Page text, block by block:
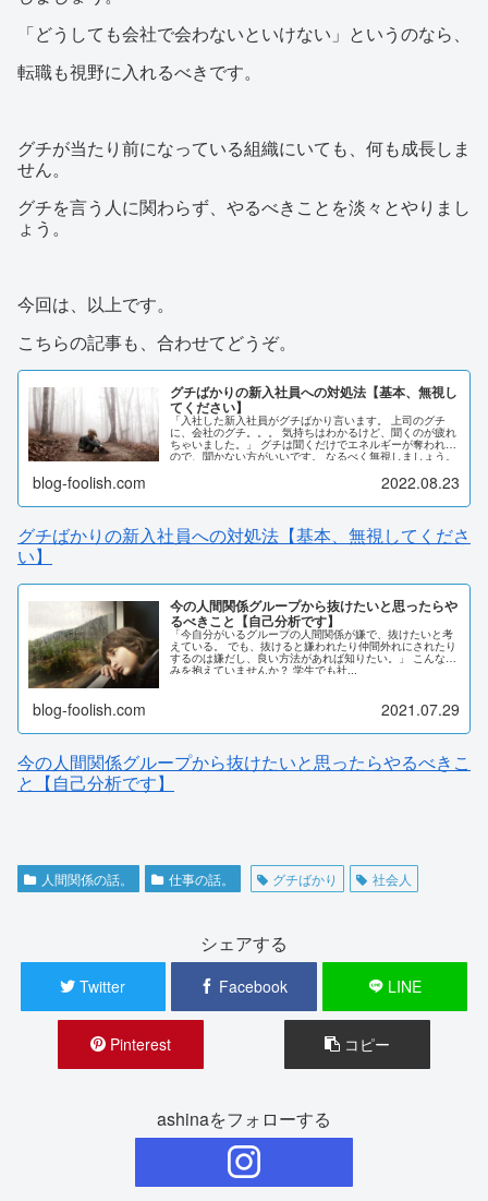
「どうしても会社で会わないといけない」というのなら、
転職も視野に入れるべきです。
グチが当たり前になっている組織にいても、何も成長しま
せん。
グチを言う人に関わらず、やるべきことを淡々とやりまし
ょう。
今回は、以上です。
こちらの記事も、合わせてどうぞ。
グチばかりの新入社員への対処法【基本、無視し
てください】
「入社した新入社員がグチばかり言います。 上司のグチ
に、会社のグチ。。。 気持ちはわかるけど、聞くのが疲れ
ちゃいました。」 グチは聞くだけでエネルギーが奪われる
ので、聞かない方がいいです。 なるべく無視しましょう。
わかり、 明日からのストレスを減らすことができるでしょ
blog-foolish.com 2022.08.23
グチばかりの新入社員への対処法【基本、無視してくださ
い】
今の人間関係グループから抜けたいと思ったらや
るべきこと【自己分析です】
「今自分がいるグループの人間関係が嫌で、抜けたいと考
えている。 でも、抜けると嫌われたり仲間外れにされたり
するのは嫌だし、良い方法があれば知りたい。」 こんな悩
みを抱えていませんか？ 学生でも社...
blog-foolish.com 2021.07.29
今の人間関係グループから抜けたいと思ったらやるべきこ
と【自己分析です】
人間関係の話。 仕事の話。 グチばかり 社会人
シェアする
Twitter Facebook LINE
Pinterest コピー
ashinaをフォローする